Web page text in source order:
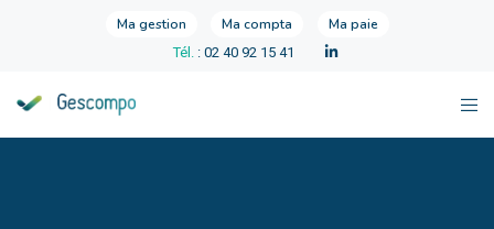
Ma gestion Ma compta Ma paie
Tél. : 02 40 92 15 41